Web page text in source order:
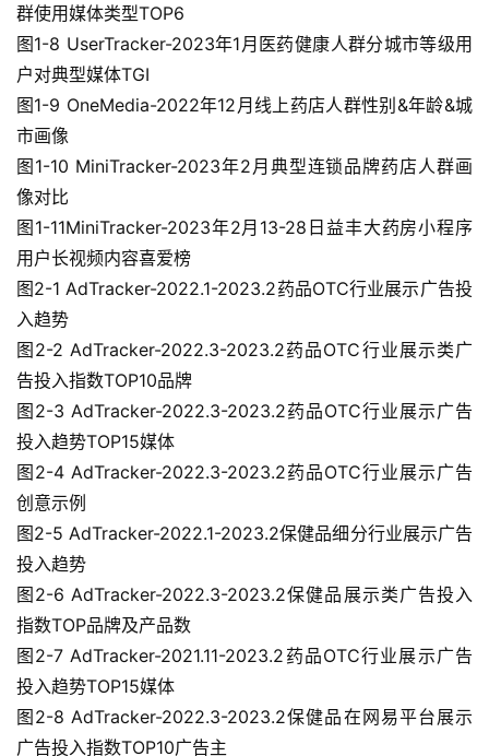
行
业
资
讯
再
生
医
学
临
床
转
化
会
展
活
动
关
于
登录 注册
群使用媒体类型TOP6
图1-8 UserTracker-2023年1月医药健康人群分城市等级用
户对典型媒体TGI
图1-9 OneMedia-2022年12月线上药店人群性别&年龄&城
市画像
图1-10 MiniTracker-2023年2月典型连锁品牌药店人群画
像对比
图1-11MiniTracker-2023年2月13-28日益丰大药房小程序
用户长视频内容喜爱榜
图2-1 AdTracker-2022.1-2023.2药品OTC行业展示广告投
入趋势
图2-2 AdTracker-2022.3-2023.2药品OTC行业展示类广
告投入指数TOP10品牌
图2-3 AdTracker-2022.3-2023.2药品OTC行业展示广告
投入趋势TOP15媒体
图2-4 AdTracker-2022.3-2023.2药品OTC行业展示广告
创意示例
图2-5 AdTracker-2022.1-2023.2保健品细分行业展示广告
投入趋势
图2-6 AdTracker-2022.3-2023.2保健品展示类广告投入
指数TOP品牌及产品数
图2-7 AdTracker-2021.11-2023.2药品OTC行业展示广告
投入趋势TOP15媒体
图2-8 AdTracker-2022.3-2023.2保健品在网易平台展示
广告投入指数TOP10广告主